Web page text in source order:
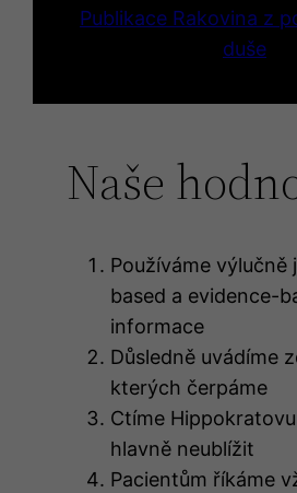
Publikace Rakovina z
duše
Naše
Používáme výlučně
based a evidence-
informace
Důsledně uvádíme
kterých čerpáme
Ctíme
hlavně neublížit
Pacientům říkáme